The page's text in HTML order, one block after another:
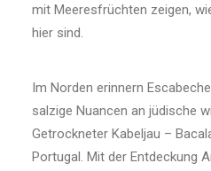
mit Meeresfrüchten zeigen,
hier sind.
Im Norden erinnern
salzige Nuancen an jüdische
Getrockneter Kabeljau –
Portugal. Mit der Entdeckung